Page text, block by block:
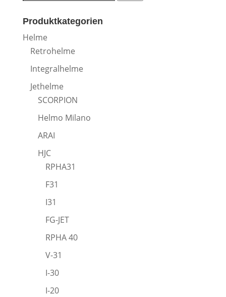
Produktkategorien
Helme
Retrohelme
Integralhelme
Jethelme
SCORPION
Helmo Milano
ARAI
HJC
RPHA31
F31
I31
FG-JET
RPHA 40
V-31
I-30
I-20